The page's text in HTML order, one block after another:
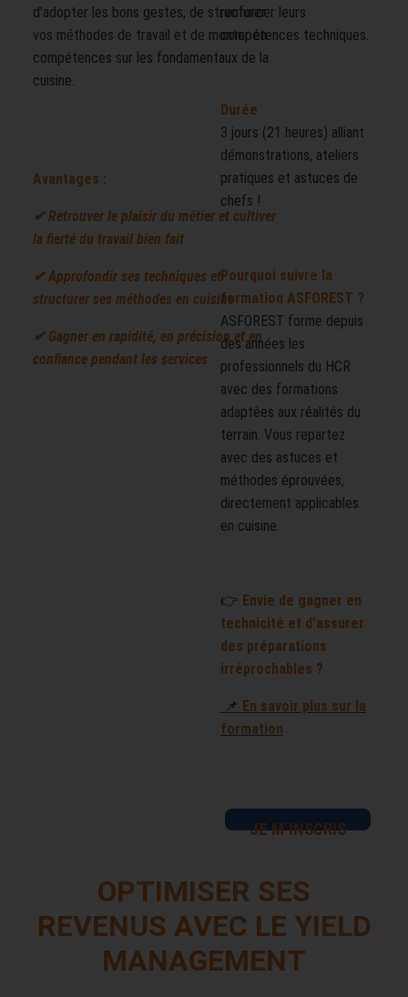
d’adopter les bons gestes, de structurer
vos méthodes de travail et de monter en
compétences sur les fondamentaux de la
cuisine.
Avantages :
✔ Retrouver le plaisir du métier et cultiver
la fierté du travail bien fait
✔ Approfondir ses techniques et
structurer ses méthodes en cuisine
✔ Gagner en rapidité, en précision et en
confiance pendant les services
renforcer leurs
compétences techniques.
Durée
3 jours (21 heures) alliant
démonstrations, ateliers
pratiques et astuces de
chefs !
Pourquoi suivre la
formation ASFOREST ?
ASFOREST forme depuis
des années les
professionnels du HCR
avec des formations
adaptées aux réalités du
terrain. Vous repartez
avec des astuces et
méthodes éprouvées,
directement applicables
en cuisine.
👉 Envie de gagner en
technicité et d’assurer
des préparations
irréprochables ?
📌 En savoir plus sur la
formation
JE M’INSCRIS
OPTIMISER SES
REVENUS AVEC LE YIELD
MANAGEMENT